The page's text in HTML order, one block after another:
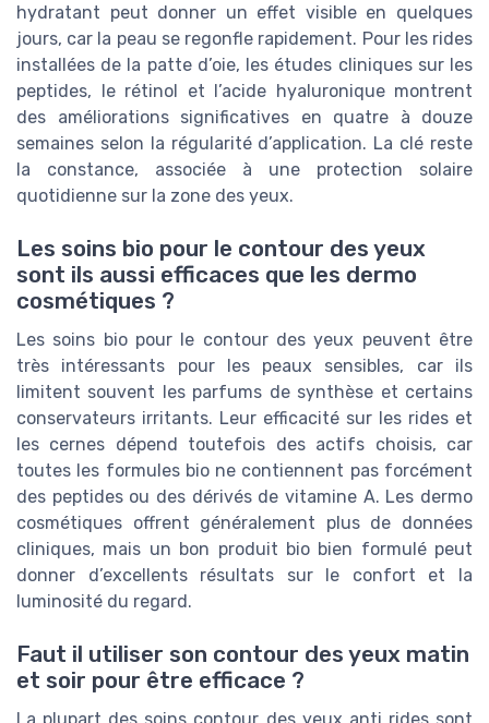
hydratant peut donner un effet visible en quelques
jours, car la peau se regonfle rapidement. Pour les rides
installées de la patte d’oie, les études cliniques sur les
peptides, le rétinol et l’acide hyaluronique montrent
des améliorations significatives en quatre à douze
semaines selon la régularité d’application. La clé reste
la constance, associée à une protection solaire
quotidienne sur la zone des yeux.
Les soins bio pour le contour des yeux
sont ils aussi efficaces que les dermo
cosmétiques ?
Les soins bio pour le contour des yeux peuvent être
très intéressants pour les peaux sensibles, car ils
limitent souvent les parfums de synthèse et certains
conservateurs irritants. Leur efficacité sur les rides et
les cernes dépend toutefois des actifs choisis, car
toutes les formules bio ne contiennent pas forcément
des peptides ou des dérivés de vitamine A. Les dermo
cosmétiques offrent généralement plus de données
cliniques, mais un bon produit bio bien formulé peut
donner d’excellents résultats sur le confort et la
luminosité du regard.
Faut il utiliser son contour des yeux matin
et soir pour être efficace ?